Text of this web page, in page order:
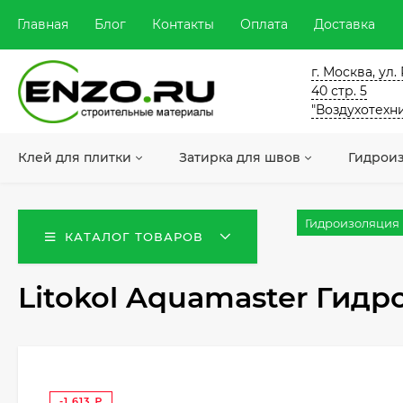
Главная Блог Контакты Оплата Доставка
г. Москва,
40 стр. 5
Клей для плитки Затирка для швов
КАТАЛОГ ТОВАРОВ
Гидроизоляция
Litokol Aquamaster